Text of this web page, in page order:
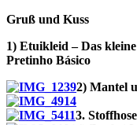
Gruß und Kuss
1) Etuikleid – Das
Pretinho Básico
2) Mantel
3.